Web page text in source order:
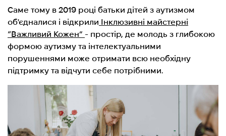
Саме тому в 2019 році батьки дітей з аутизмом
об'єдналися і відкрили Інклюзивні майстерні
“Важливий Кожен” - простір, де молодь з глибокою
формою аутизму та інтелектуальними
порушеннями може отримати всю необхідну
підтримку та відчути себе потрібними.